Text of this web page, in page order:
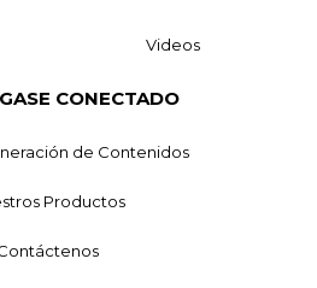
Videos
CONECTADO
de Contenidos
Productos